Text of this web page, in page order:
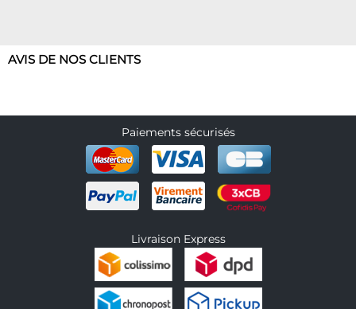
AVIS DE NOS CLIENTS
Paiements sécurisés
Livraison Express